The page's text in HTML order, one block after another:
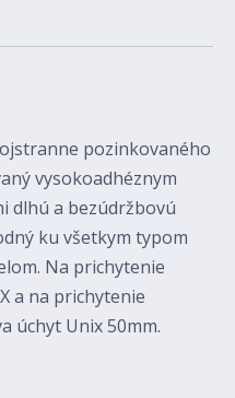
pozinkovaného
vysokoadhéznym
dlhú a bezúdržbovú
ku všetkym typom
Na prichytenie
a na prichytenie
úchyt Unix 50mm.